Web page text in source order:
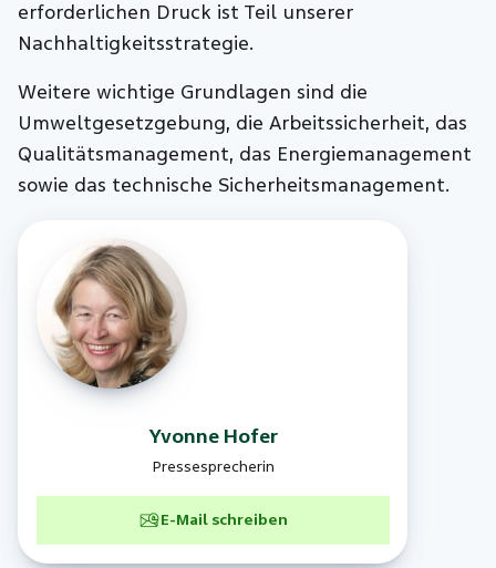
Yvonne Hofer
Pressesprecherin
E-Mail schreiben
erforderlichen Druck ist Teil unserer
Nachhaltigkeitsstrategie.
Weitere wichtige Grundlagen sind die
Umweltgesetzgebung, die Arbeitssicherheit, das
Qualitätsmanagement, das Energiemanagement
sowie das technische Sicherheitsmanagement.